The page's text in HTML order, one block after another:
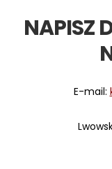
NAPISZ
E-mail: